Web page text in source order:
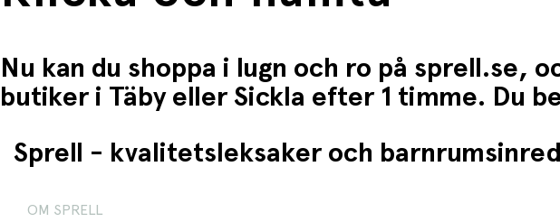
Nu kan du shoppa i lugn och ro på sprell.se,
butiker i Täby eller Sickla efter 1 timme. Du
Sprell - kvalitetsleksaker och
OM SPRELL